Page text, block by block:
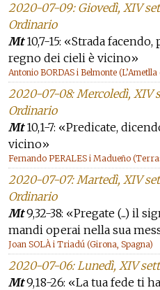
2020-07-09: Giovedì, XIV
Ordinario
Mt10,7-15: «Strada
regno dei cieli è vicino»
Antonio BORDAS i Belmonte
2020-07-08: Mercoledì, XIV
Ordinario
Mt10,1-7: «Predicate,
vicino»
Fernando PERALES i Madueño
2020-07-07: Martedì, XIV
Ordinario
Mt9,32-38: «Pregate (...) il
mandi operai nella sua
Joan SOLÀ i Triadú (Girona, Spagna)
2020-07-06: Lunedì, XIV
Mt9,18-26: «La tua fede ti